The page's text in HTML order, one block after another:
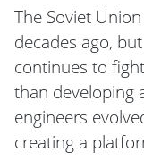
The Soviet
decades ago,
continues to
than developing
engineers
creating a